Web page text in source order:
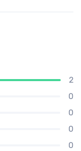
2
0
0
0
0